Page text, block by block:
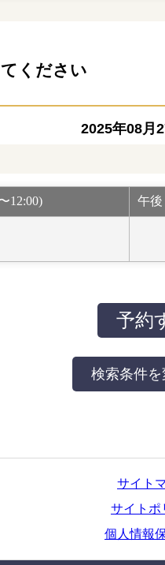
ください
2025年08月
12:00) 午後
サイト
サイトポ
個人情報